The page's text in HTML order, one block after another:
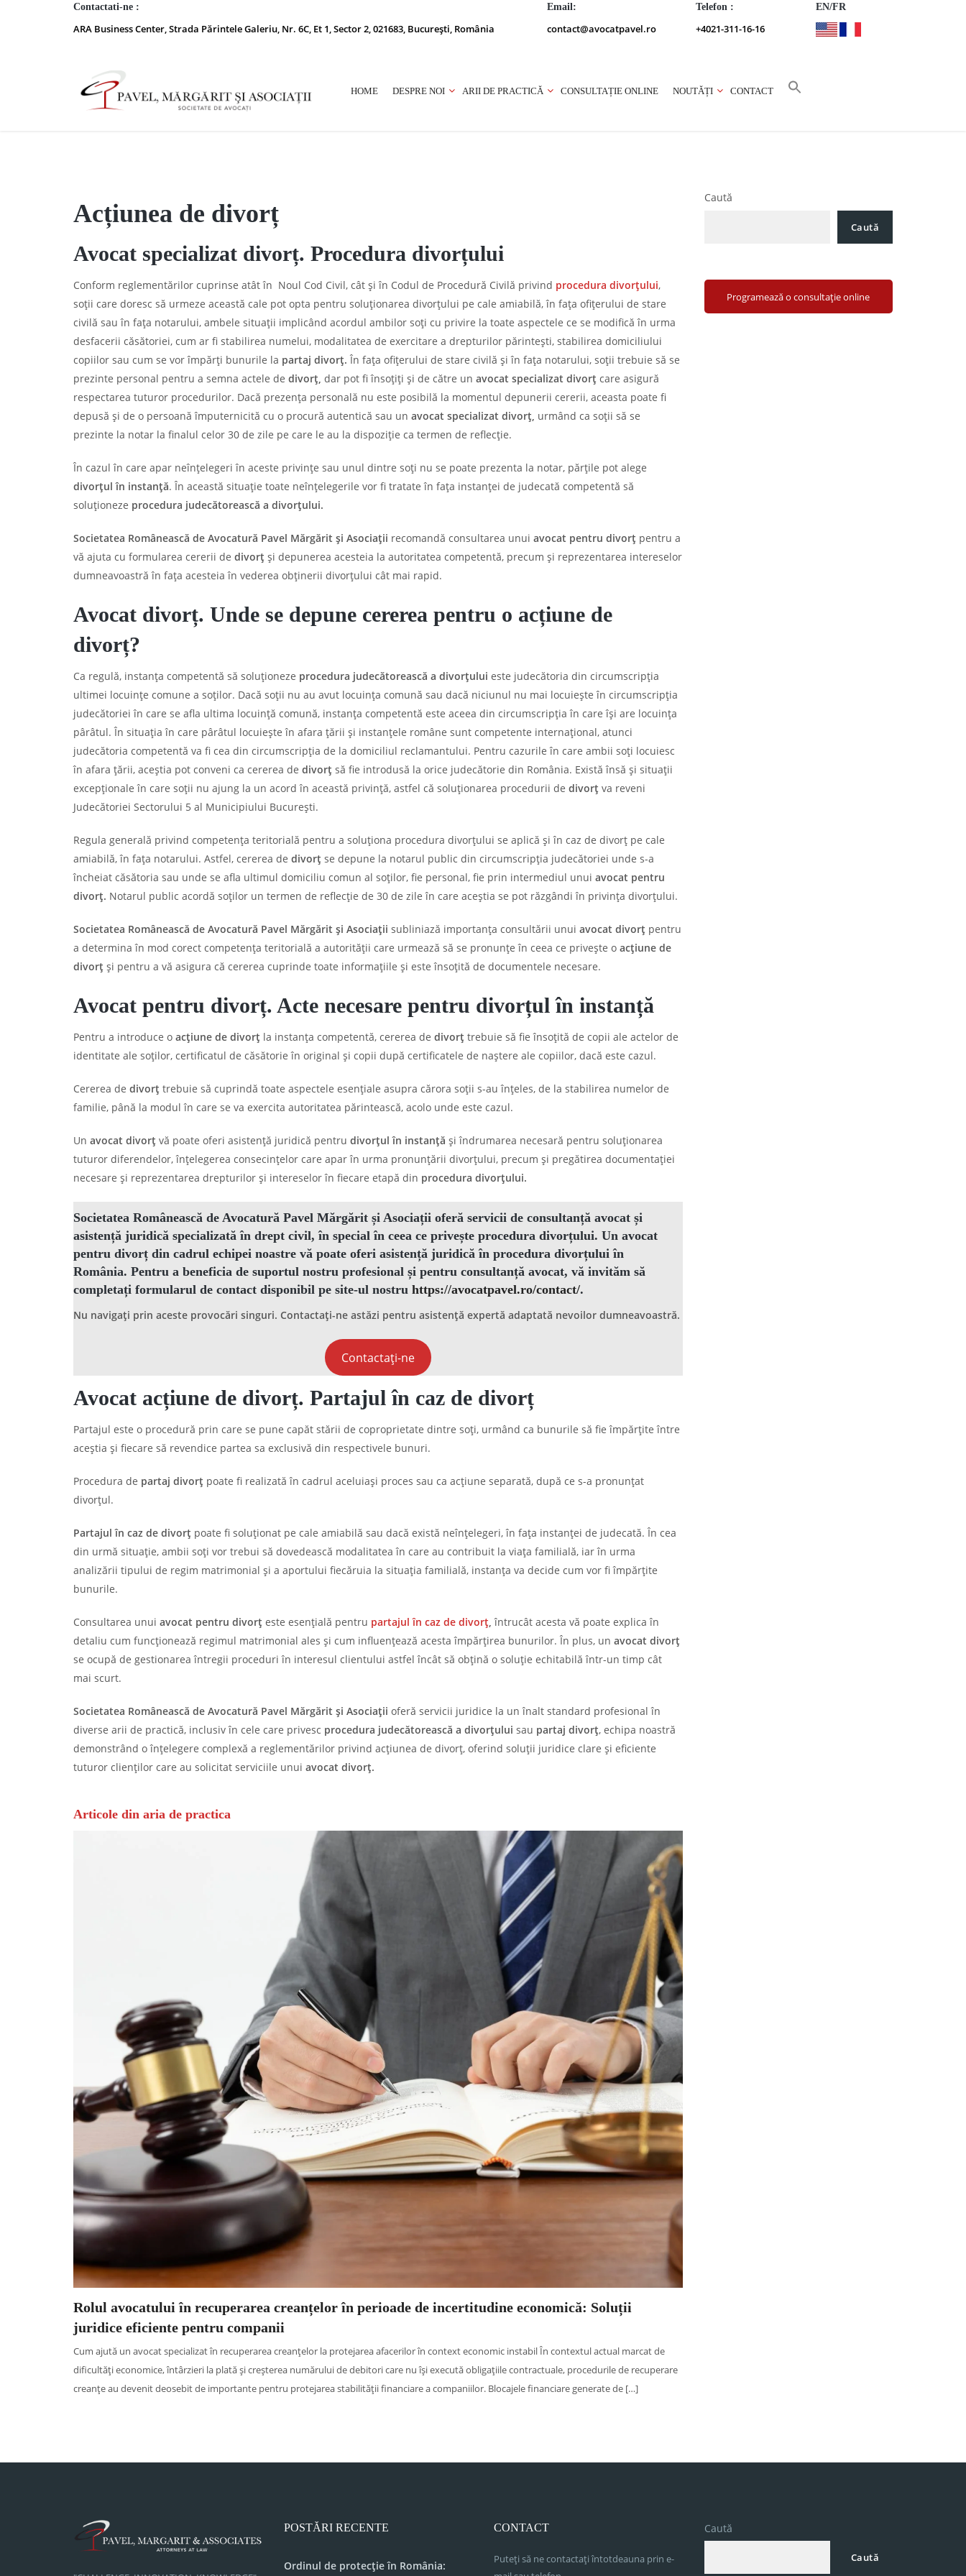
Contactati-ne :
ARA Business Center, Strada Părintele Galeriu, Nr. 6C, Et 1, Sector 2, 021683, București, România
Email:
contact@avocatpavel.ro
Telefon :
+4021-311-16-16
EN/FR
HOME DESPRE NOI ARII DE PRACTICĂ CONSULTAȚIE ONLINE NOUTĂȚI CONTACT
Acțiunea de divorț
Avocat specializat divorț. Procedura divorțului
Conform reglementărilor cuprinse atât în Noul Cod Civil, cât și în Codul de Procedură Civilă privind procedura divorțului,
soții care doresc să urmeze această cale pot opta pentru soluționarea divorțului pe cale amiabilă, în fața ofițerului de stare
civilă sau în fața notarului, ambele situații implicând acordul ambilor soți cu privire la toate aspectele ce se modifică în urma
desfacerii căsătoriei, cum ar fi stabilirea numelui, modalitatea de exercitare a drepturilor părintești, stabilirea domiciliului
copiilor sau cum se vor împărți bunurile la partaj divorț. În fața ofițerului de stare civilă și în fața notarului, soții trebuie să se
prezinte personal pentru a semna actele de divorț, dar pot fi însoțiți și de către un avocat specializat divorț care asigură
respectarea tuturor procedurilor. Dacă prezența personală nu este posibilă la momentul depunerii cererii, aceasta poate fi
depusă și de o persoană împuternicită cu o procură autentică sau un avocat specializat divorț, urmând ca soții să se
prezinte la notar la finalul celor 30 de zile pe care le au la dispoziție ca termen de reflecție.
În cazul în care apar neînțelegeri în aceste privințe sau unul dintre soți nu se poate prezenta la notar, părțile pot alege
divorțul în instanță. În această situație toate neînțelegerile vor fi tratate în fața instanței de judecată competentă să
soluționeze procedura judecătorească a divorțului.
Societatea Românească de Avocatură Pavel Mărgărit și Asociații recomandă consultarea unui avocat pentru divorț pentru a
vă ajuta cu formularea cererii de divorț și depunerea acesteia la autoritatea competentă, precum și reprezentarea intereselor
dumneavoastră în fața acesteia în vederea obținerii divorțului cât mai rapid.
Avocat divorț. Unde se depune cererea pentru o acțiune de
divorț?
Ca regulă, instanța competentă să soluționeze procedura judecătorească a divorțului este judecătoria din circumscripția
ultimei locuințe comune a soților. Dacă soții nu au avut locuința comună sau dacă niciunul nu mai locuiește în circumscripția
judecătoriei în care se afla ultima locuință comună, instanța competentă este aceea din circumscripția în care își are locuința
pârâtul. În situația în care pârâtul locuiește în afara țării și instanțele române sunt competente internațional, atunci
judecătoria competentă va fi cea din circumscripția de la domiciliul reclamantului. Pentru cazurile în care ambii soți locuiesc
în afara țării, aceștia pot conveni ca cererea de divorț să fie introdusă la orice judecătorie din România. Există însă și situații
excepționale în care soții nu ajung la un acord în această privință, astfel că soluționarea procedurii de divorț va reveni
Judecătoriei Sectorului 5 al Municipiului București.
Regula generală privind competența teritorială pentru a soluționa procedura divorțului se aplică și în caz de divorț pe cale
amiabilă, în fața notarului. Astfel, cererea de divorț se depune la notarul public din circumscripția judecătoriei unde s-a
încheiat căsătoria sau unde se afla ultimul domiciliu comun al soților, fie personal, fie prin intermediul unui avocat pentru
divorț. Notarul public acordă soților un termen de reflecție de 30 de zile în care aceștia se pot răzgândi în privința divorțului.
Societatea Românească de Avocatură Pavel Mărgărit și Asociații subliniază importanța consultării unui avocat divorț pentru
a determina în mod corect competența teritorială a autorității care urmează să se pronunțe în ceea ce privește o acțiune de
divorț și pentru a vă asigura că cererea cuprinde toate informațiile și este însoțită de documentele necesare.
Avocat pentru divorț. Acte necesare pentru divorțul în instanță
Pentru a introduce o acțiune de divorț la instanța competentă, cererea de divorț trebuie să fie însoțită de copii ale actelor de
identitate ale soților, certificatul de căsătorie în original și copii după certificatele de naștere ale copiilor, dacă este cazul.
Cererea de divorț trebuie să cuprindă toate aspectele esențiale asupra cărora soții s-au înțeles, de la stabilirea numelor de
familie, până la modul în care se va exercita autoritatea părintească, acolo unde este cazul.
Un avocat divorț vă poate oferi asistență juridică pentru divorțul în instanță și îndrumarea necesară pentru soluționarea
tuturor diferendelor, înțelegerea consecințelor care apar în urma pronunțării divorțului, precum și pregătirea documentației
necesare și reprezentarea drepturilor și intereselor în fiecare etapă din procedura divorțului.
Societatea Românească de Avocatură Pavel Mărgărit și Asociații oferă servicii de consultanță avocat și
asistență juridică specializată în drept civil, în special în ceea ce privește procedura divorțului. Un avocat
pentru divorț din cadrul echipei noastre vă poate oferi asistență juridicăîn procedura divorțului în
România. Pentru a beneficia de suportul nostru profesional și pentru consultanță avocat, vă invităm să
completați formularul de contact disponibil pe site-ul nostru https://avocatpavel.ro/contact/.
Nu navigați prin aceste provocări singuri. Contactați-ne astăzi pentru asistență expertă adaptată nevoilor dumneavoastră.
Contactați-ne
Avocat acțiune de divorț. Partajul în caz de divorț
Partajul este o procedură prin care se pune capăt stării de coproprietate dintre soți, urmând ca bunurile să fie împărțite între
aceștia și fiecare să revendice partea sa exclusivă din respectivele bunuri.
Procedura de partaj divorț poate fi realizată în cadrul aceluiași proces sau ca acțiune separată, după ce s-a pronunțat
divorțul.
Partajul în caz de divorț poate fi soluționat pe cale amiabilă sau dacă există neînțelegeri, în fața instanței de judecată. În cea
din urmă situație, ambii soți vor trebui să dovedească modalitatea în care au contribuit la viața familială, iar în urma
analizării tipului de regim matrimonial și a aportului fiecăruia la situația familială, instanța va decide cum vor fi împărțite
bunurile.
Consultarea unui avocat pentru divorț este esențială pentru partajul în caz de divorț,întrucât acesta vă poate explica în
detaliu cum funcționează regimul matrimonial ales și cum influențează acesta împărțirea bunurilor. În plus, un avocat divorț
se ocupă de gestionarea întregii proceduri în interesul clientului astfel încât să obțină o soluție echitabilă într-un timp cât
mai scurt.
Societatea Românească de Avocatură Pavel Mărgărit și Asociații oferă servicii juridice la un înalt standard profesional în
diverse arii de practică, inclusiv în cele care privesc procedura judecătorească a divorțului sau partaj divorț, echipa noastră
demonstrând o înțelegere complexă a reglementărilor privind acțiunea de divorț, oferind soluții juridice clare și eficiente
tuturor clienților care au solicitat serviciile unui avocat divorț.
Articole din aria de practica
Rolul avocatului în recuperarea creanțelor în perioade de incertitudine economică: Soluții
juridice eficiente pentru companii
Cum ajută un avocat specializat în recuperarea creanțelor la protejarea afacerilor în context economic instabil În contextul actual marcat de
dificultăți economice, întârzieri la plată și creșterea numărului de debitori care nu își execută obligațiile contractuale, procedurile de recuperare
creanțe au devenit deosebit de importante pentru protejarea stabilității financiare a companiilor. Blocajele financiare generate de […]
Caută
Caută
Programează o consultație online
POSTĂRI RECENTE
Ordinul de protecție în România:
CONTACT
Puteți să ne contactați întotdeauna prin e-
Caută
Caută